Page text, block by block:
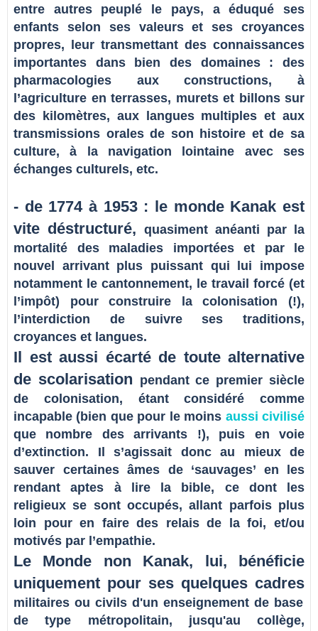
entre autres peuplé le pays, a éduqué ses
enfants selon ses valeurs et ses croyances
propres, leur transmettant des connaissances
importantes dans bien des domaines : des
pharmacologies aux constructions, à
l’agriculture en terrasses, murets et billons sur
des kilomètres, aux langues multiples et aux
transmissions orales de son histoire et de sa
culture, à la navigation lointaine avec ses
échanges culturels, etc.
- de 1774 à 1953 : le monde Kanak est
vite déstructuré, quasiment anéanti par la
mortalité des maladies importées et par le
nouvel arrivant plus puissant qui lui impose
notamment le cantonnement, le travail forcé (et
l’impôt) pour construire la colonisation (!),
l’interdiction de suivre ses traditions,
croyances et langues.
Il est aussi écarté de toute alternative
de scolarisation pendant ce premier siècle
de colonisation, étant considéré comme
incapable (bien que pour le moins aussi civilisé
que nombre des arrivants !), puis en voie
d’extinction. Il s’agissait donc au mieux de
sauver certaines âmes de ‘sauvages’ en les
rendant aptes à lire la bible, ce dont les
religieux se sont occupés, allant parfois plus
loin pour en faire des relais de la foi, et/ou
motivés par l’empathie.
Le Monde non Kanak, lui, bénéficie
uniquement pour ses quelques cadres
militaires ou civils d'un enseignement de base
de type métropolitain, jusqu'au collège,